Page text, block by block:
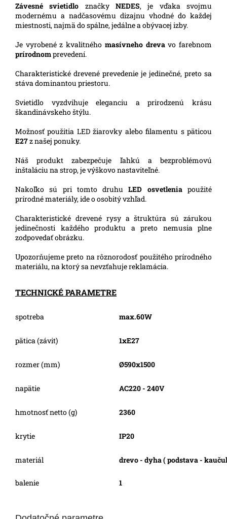
Závesné svietidlo značkyNEDES, je vďaka svojmu
modernému a nadčasovému dizajnu vhodné do každej
miestnosti, najmä do spálne, jedálne a obývacej izby.
Je vyrobené z kvalitného masívneho drevavo farebnom
prírodnomprevedení.
Charakteristické drevené prevedenie je jedinečné, preto sa
stáva dominantou priestoru.
Svietidlo vyzdvihuje eleganciu a prirodzenú krásu
škandinávskeho štýlu.
Možnosť použitia LED žiarovky alebo filamentu s päticou
E27z našej ponuky.
Náš produkt zabezpečuje ľahkú a bezproblémovú
inštaláciu na strop, je výškovo nastaviteľné.
Nakoľko sú pri tomto druhuLED osvetleniapoužité
prírodné materiály, ide o osobitý vzhľad.
Charakteristické drevené rysy a štruktúra sú zárukou
jedinečnosti každého produktu a preto nemusia plne
zodpovedať obrázku.
Upozorňujeme preto na rôznorodosť použitého prírodného
materiálu, na ktorý sa nevzťahuje reklamácia.
TECHNICKÉ PARAMETRE
spotreba max.60W
pätica (závit) 1xE27
rozmer (mm) Ø590x1500
napätie AC220 - 240V
hmotnosť netto (g) 2360
krytie IP20
materiál drevo - dyha ( podstava -
balenie 1